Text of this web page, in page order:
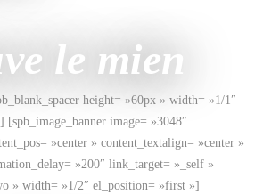
le mien
height= »60px » width= »1/1″
image= »3048″
»center » content_textalign= »center »
»200″ link_target= »_self »
» width= »1/2″ el_position= »first »]